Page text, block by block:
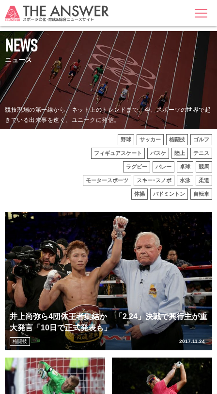
MENU
NEWS
ニュース
競技現場の第一線から、ネット上のトレンドまで。今、スポーツの世界で起
きている出来事を速く、ユニークに発信。
野球 サッカー 格闘技 ゴルフ
フィギュアスケート バスケ 陸上 テニス
ラグビー バレー 卓球 競馬
モータースポーツ スキー･スノボ 水泳 柔道
体操 バドミントン 自転車
井上尚弥ら4団体王者集結か 「2.24」決戦で興行主が重
大発言「10日で正式発表も」
格闘技 2017.11.24